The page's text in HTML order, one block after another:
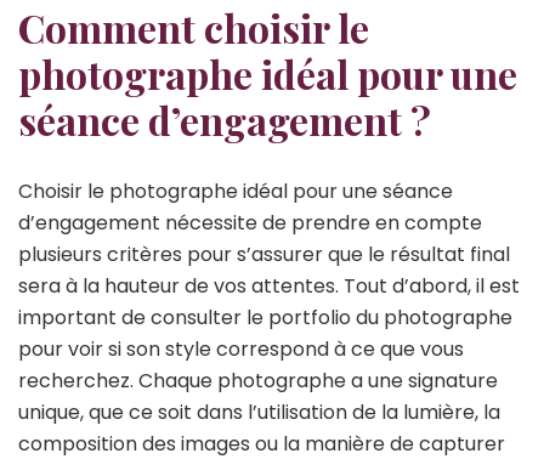
Comment choisir le
photographe idéal pour une
séance d’engagement ?
Choisir le photographe idéal pour une séance
d’engagement nécessite de prendre en compte
plusieurs critères pour s’assurer que le résultat final
sera à la hauteur de vos attentes. Tout d’abord, il est
important de consulter le portfolio du photographe
pour voir si son style correspond à ce que vous
recherchez. Chaque photographe a une signature
unique, que ce soit dans l’utilisation de la lumière, la
composition des images ou la manière de capturer